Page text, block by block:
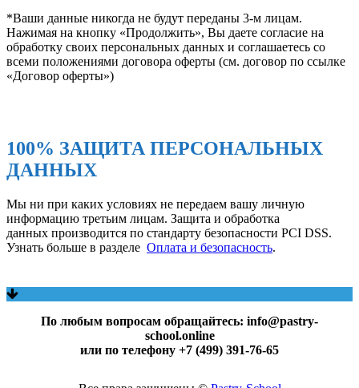
*Ваши данные никогда не будут переданы 3-м лицам.
Нажимая на кнопку «Продолжить», Вы даете согласие на
обработку своих персональных данных и соглашаетесь со
всеми положениями договора оферты (см. договор по ссылке
«Договор оферты»)
100% ЗАЩИТА ПЕРСОНАЛЬНЫХ
ДАННЫХ
Мы ни при каких условиях не передаем вашу личную
информацию третьим лицам. Защита и обработка
данных производится по стандарту безопасности PCI DSS.
Узнать больше в разделе Оплата и безопасность.
По любым вопросам обращайтесь: info@pastry-
school.online
или по телефону +7 (499) 391-76-65